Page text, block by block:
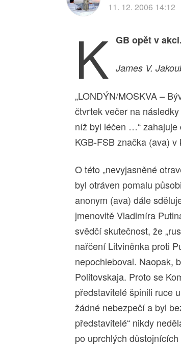
11. 12. 2006 14:12
K GB opět v akci.
James V.
„LONDÝN/MOSKVA –
čtvrtek večer na
níž byl léčen …“
KGB-FSB značka (ava)
O této „nevyjasněné
byl otráven pomalu
anonym (ava) dále
jmenovitě Vladimíra
svědčí skutečnost, že
nařčení Litviněnka proti
nepochleboval. Naopak,
Politovskaja. Proto se
představitelé špinili ruce
žádné nebezpečí a byl
představitelé“ nikdy
po uprchlých